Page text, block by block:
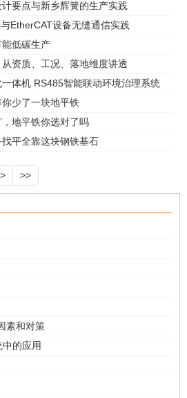
要点与新乡辉簧的生产实践
EtherCAT设备无缝通信实践
低碳生产
资质、工况、落地维度讲透
体机 RS485智能联动环境治理系统
少了一块地平铁
，地平铁你选对了吗
平全靠这块钢铁基石
> >>
素和对策
的应用